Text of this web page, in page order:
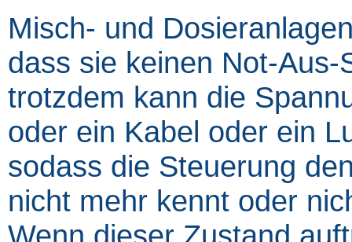
Misch- und
dass sie keinen Not-
trotzdem kann die
oder ein Kabel oder ein
sodass die Steuerung
nicht mehr kennt oder